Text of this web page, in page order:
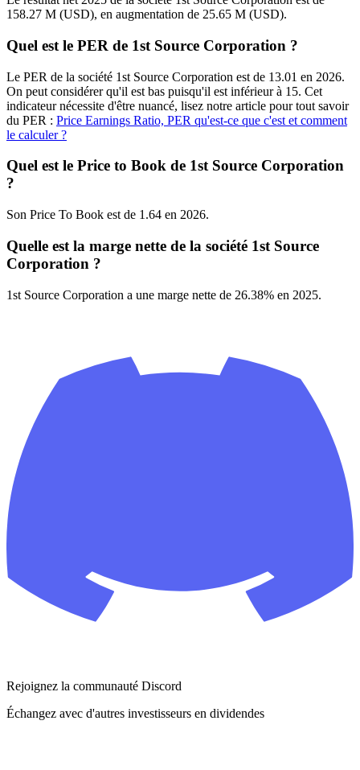
158.27 M (USD), en augmentation de 25.65 M (USD).
Quel est le PER de 1st Source Corporation ?
Le PER de la société 1st Source Corporation est de 13.01 en 2026.
On peut considérer qu'il est bas puisqu'il est inférieur à 15. Cet
indicateur nécessite d'être nuancé, lisez notre article pour tout savoir
du PER : Price Earnings Ratio, PER qu'est-ce que c'est et comment
le calculer ?
Quel est le Price to Book de 1st Source Corporation
?
Son Price To Book est de 1.64 en 2026.
Quelle est la marge nette de la société 1st Source
Corporation ?
1st Source Corporation a une marge nette de 26.38% en 2025.
Rejoignez la communauté Discord
Échangez avec d'autres investisseurs en dividendes